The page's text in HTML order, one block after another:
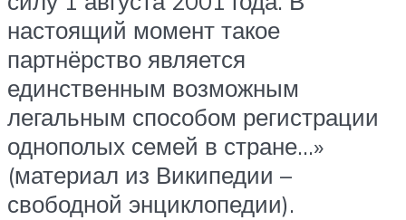
настоящий момент такое
партнёрство является
единственным возможным
легальным способом регистрации
однополых семей в стране…»
(материал из Википедии –
свободной энциклопедии).